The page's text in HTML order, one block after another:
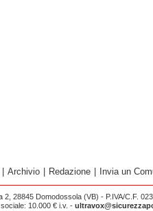
Archivio Redazione Invia un
28845 Domodossola (VB) - P.IVA/C.F.
10.000 € i.v. -